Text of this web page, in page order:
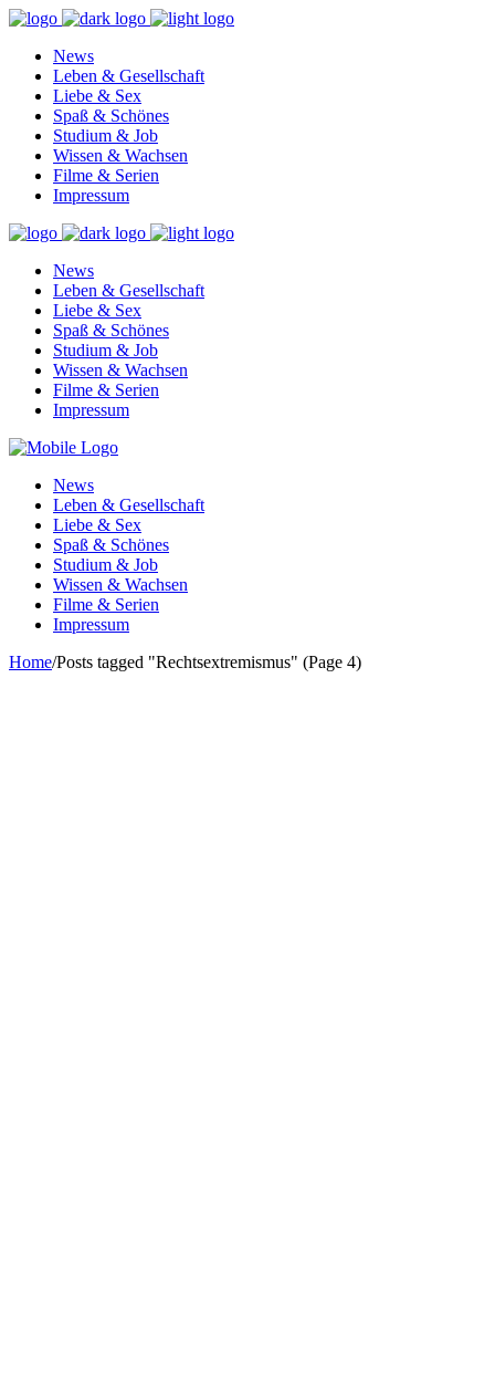
News
Leben & Gesellschaft
Liebe & Sex
Spaß & Schönes
Studium & Job
Wissen & Wachsen
Filme & Serien
Impressum
News
Leben & Gesellschaft
Liebe & Sex
Spaß & Schönes
Studium & Job
Wissen & Wachsen
Filme & Serien
Impressum
News
Leben & Gesellschaft
Liebe & Sex
Spaß & Schönes
Studium & Job
Wissen & Wachsen
Filme & Serien
Impressum
Home/Posts tagged "Rechtsextremismus" (Page 4)